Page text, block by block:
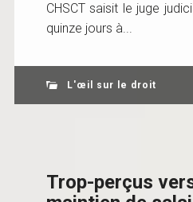
CHSCT saisit le juge
quinze jours à...
L'œil sur le droit
Trop-perçus